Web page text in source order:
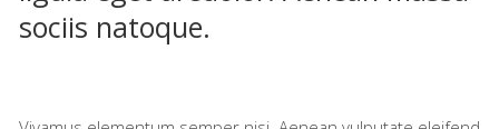
sociis natoque.